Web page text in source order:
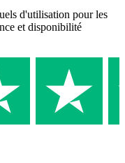
d'utilisation pour les
et disponibilité